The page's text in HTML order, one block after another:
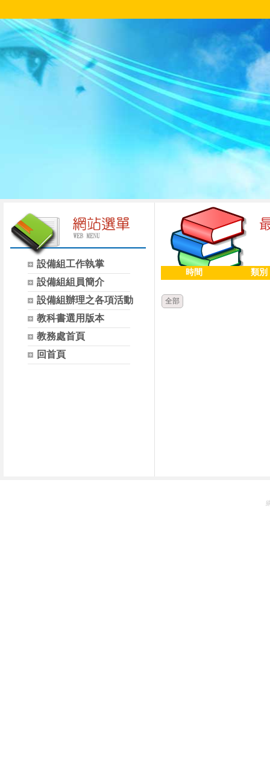
設備組工作執掌
設備組組員簡介
設備組辦理之各項活動
教科書選用版本
教務處首頁
回首頁
時間 類別
全部